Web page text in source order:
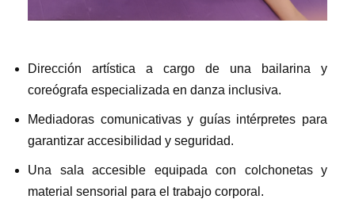
Dirección artística a cargo de una bailarina y
coreógrafa especializada en danza inclusiva.
Mediadoras comunicativas y guías intérpretes para
garantizar accesibilidad y seguridad.
Una sala accesible equipada con colchonetas y
material sensorial para el trabajo corporal.